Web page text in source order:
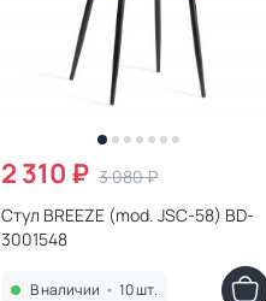
2 310 ₽ 3 080 ₽
Стул BREEZE (mod. JSC-58) BD-
3001548
В наличии • 10 шт.